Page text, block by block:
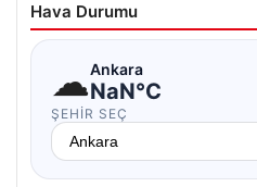
Hava Durumu
☁Ankara
NaN°C
ŞEHIR SEÇ